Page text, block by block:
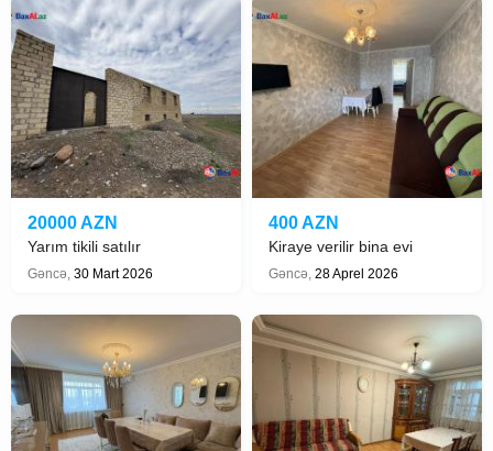
20000 AZN
Yarım tikili satılır
Gəncə, 30 Mart 2026
400 AZN
Kiraye verilir bina evi
Gəncə, 28 Aprel 2026